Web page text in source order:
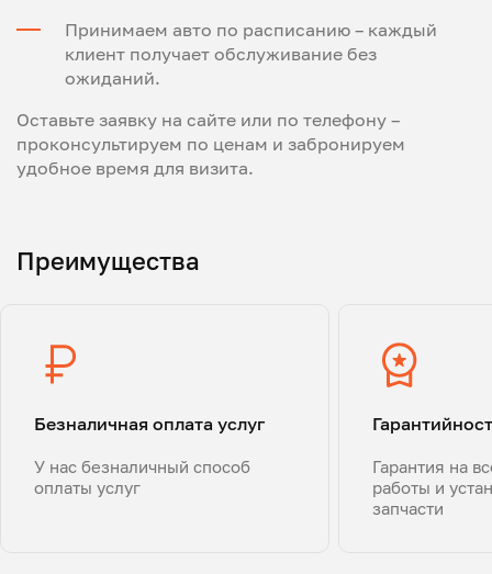
Принимаем авто по расписанию – каждый
клиент получает обслуживание без
ожиданий.
Оставьте заявку на сайте или по телефону –
проконсультируем по ценам и забронируем
удобное время для визита.
Преимущества
Безналичная оплата услуг
У нас безналичный способ
оплаты услуг
Гарантия на
работы и
запчасти